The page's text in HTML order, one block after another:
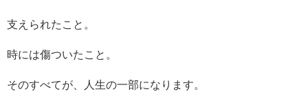
支えられたこと。
時には傷ついたこと。
そのすべてが、人生の一部になります。